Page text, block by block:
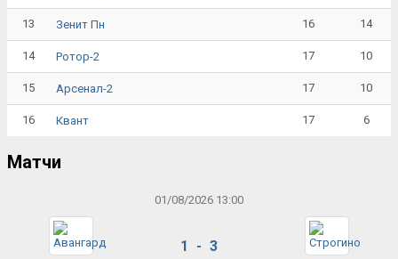
13 Зенит Пн 16 14
14 Ротор-2 17 10
15 Арсенал-2 17 10
16 Квант 17 6
Матчи
01/08/2026 13:00
1 - 3